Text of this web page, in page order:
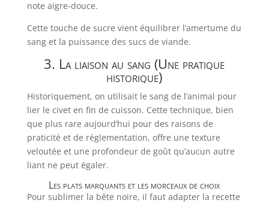
note aigre-douce.
Cette touche de sucre vient équilibrer l’amertume du
sang et la puissance des sucs de viande.
3. La liaison au sang (Une pratique
historique)
Historiquement, on utilisait le sang de l’animal pour
lier le civet en fin de cuisson. Cette technique, bien
que plus rare aujourd’hui pour des raisons de
praticité et de réglementation, offre une texture
veloutée et une profondeur de goût qu’aucun autre
liant ne peut égaler.
Les plats marquants et les morceaux de choix
Pour sublimer la bête noire, il faut adapter la recette